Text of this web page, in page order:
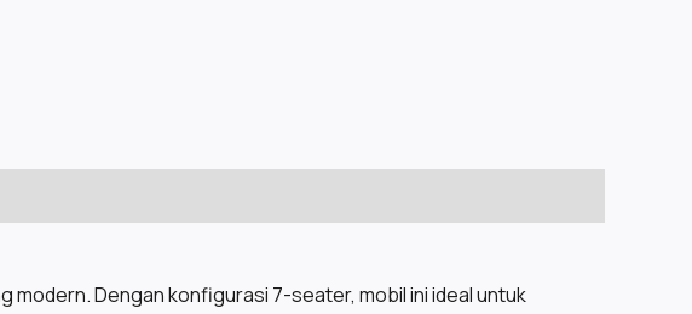
modern. Dengan konfigurasi 7-seater, mobil ini ideal untuk